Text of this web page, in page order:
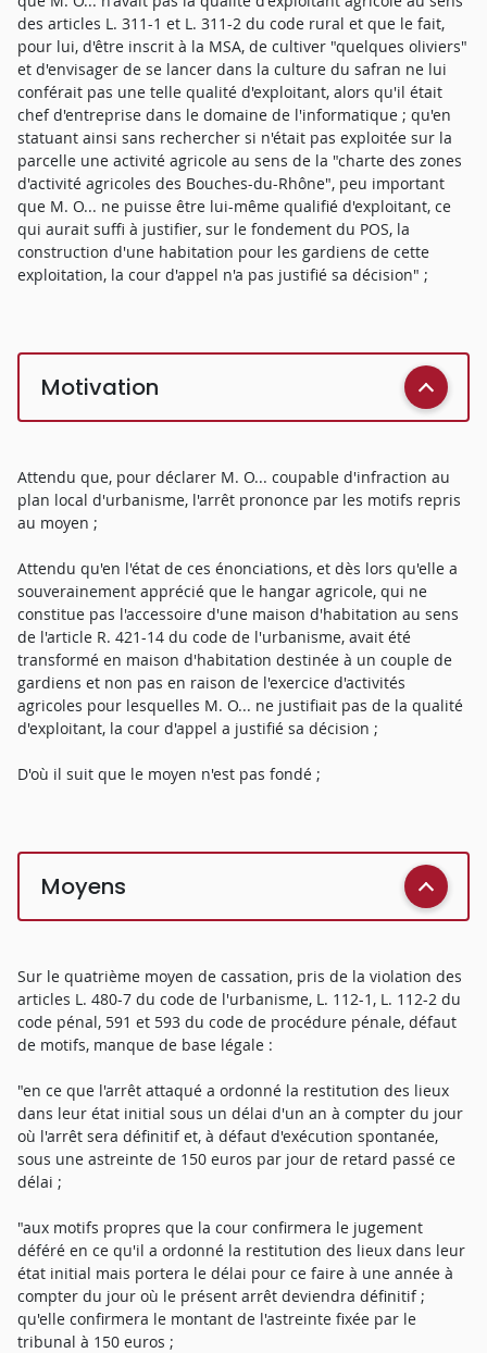
des articles L. 311-1 et L. 311-2 du code rural et que le fait,
pour lui, d'être inscrit à la MSA, de cultiver "quelques oliviers"
et d'envisager de se lancer dans la culture du safran ne lui
conférait pas une telle qualité d'exploitant, alors qu'il était
chef d'entreprise dans le domaine de l'informatique ; qu'en
statuant ainsi sans rechercher si n'était pas exploitée sur la
parcelle une activité agricole au sens de la "charte des zones
d'activité agricoles des Bouches-du-Rhône", peu important
que M. O... ne puisse être lui-même qualifié d'exploitant, ce
qui aurait suffi à justifier, sur le fondement du POS, la
construction d'une habitation pour les gardiens de cette
exploitation, la cour d'appel n'a pas justifié sa décision" ;
Motivation
Attendu que, pour déclarer M. O... coupable d'infraction au
plan local d'urbanisme, l'arrêt prononce par les motifs repris
au moyen ;
Attendu qu'en l'état de ces énonciations, et dès lors qu'elle a
souverainement apprécié que le hangar agricole, qui ne
constitue pas l'accessoire d'une maison d'habitation au sens
de l'article R. 421-14 du code de l'urbanisme, avait été
transformé en maison d'habitation destinée à un couple de
gardiens et non pas en raison de l'exercice d'activités
agricoles pour lesquelles M. O... ne justifiait pas de la qualité
d'exploitant, la cour d'appel a justifié sa décision ;
D'où il suit que le moyen n'est pas fondé ;
Moyens
Sur le quatrième moyen de cassation, pris de la violation des
articles L. 480-7 du code de l'urbanisme, L. 112-1, L. 112-2 du
code pénal, 591 et 593 du code de procédure pénale, défaut
de motifs, manque de base légale :
"en ce que l'arrêt attaqué a ordonné la restitution des lieux
dans leur état initial sous un délai d'un an à compter du jour
où l'arrêt sera définitif et, à défaut d'exécution spontanée,
sous une astreinte de 150 euros par jour de retard passé ce
délai ;
"aux motifs propres que la cour confirmera le jugement
déféré en ce qu'il a ordonné la restitution des lieux dans leur
état initial mais portera le délai pour ce faire à une année à
compter du jour où le présent arrêt deviendra définitif ;
qu'elle confirmera le montant de l'astreinte fixée par le
tribunal à 150 euros ;